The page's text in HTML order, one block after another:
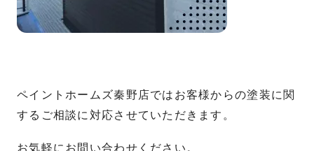
ペイントホームズ秦野店ではお客様からの塗装に関
するご相談に対応させていただきます。
お気軽にお問い合わせください。